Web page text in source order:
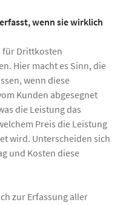
wenn sie wirklich
für Drittkosten
Hier macht es Sinn, die
wenn diese
Kunden abgesegnet
die Leistung das
Preis die Leistung
wird. Unterscheiden sich
und Kosten diese
zur Erfassung aller